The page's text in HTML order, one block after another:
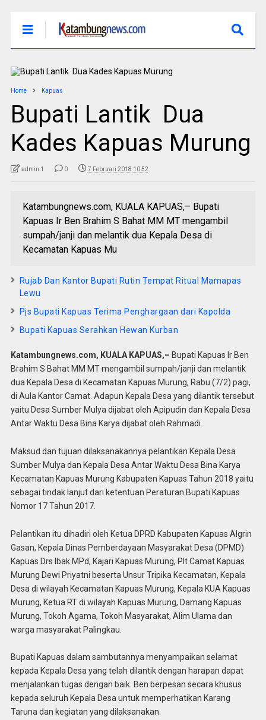
Home Kapuas
Bupati Lantik Dua
Kades Kapuas Murung
admin 1 0 7 Februari 2018 10:52
Katambungnews.com, KUALA KAPUAS,– Bupati
Kapuas Ir Ben Brahim S Bahat MM MT mengambil
sumpah/janji dan melantik dua Kepala Desa di
Kecamatan Kapuas Mu
Rujab Dan Kantor Bupati Rutin Tempat Ritual Mamapas
Lewu
Pjs Bupati Kapuas Terima Penghargaan dari Kapolda
Bupati Kapuas Serahkan Hewan Kurban
Katambungnews.com, KUALA KAPUAS,– Bupati Kapuas Ir Ben
Brahim S Bahat MM MT mengambil sumpah/janji dan melantik
dua Kepala Desa di Kecamatan Kapuas Murung, Rabu (7/2) pagi,
di Aula Kantor Camat. Adapun Kepala Desa yang dilantik tersebut
yaitu Desa Sumber Mulya dijabat oleh Apipudin dan Kepala Desa
Antar Waktu Desa Bina Karya dijabat oleh Rahmadi.
Maksud dan tujuan dilaksanakannya pelantikan Kepala Desa
Sumber Mulya dan Kepala Desa Antar Waktu Desa Bina Karya
Kecamatan Kapuas Murung Kabupaten Kapuas Tahun 2018 yaitu
sebagai tindak lanjut dari ketentuan Peraturan Bupati Kapuas
Nomor 17 Tahun 2017.
Pelantikan itu dihadiri oleh Ketua DPRD Kabupaten Kapuas Algrin
Gasan, Kepala Dinas Pemberdayaan Masyarakat Desa (DPMD)
Kapuas Drs Ibak MPd, Kajari Kapuas Murung, Plt Camat Kapuas
Murung Dewi Priyatni beserta Unsur Tripika Kecamatan, Kepala
Desa di wilayah Kecamatan Kapuas Murung, Kepala KUA Kapuas
Murung, Ketua RT di wilayah Kapuas Murung, Damang Kapuas
Murung, Tokoh Agama, Tokoh Masyarakat, Alim Ulama dan
warga masyarakat Palingkau.
Bupati Kapuas dalam sambutannya menyampaikan selamat
kepada Kepala Desa yang telah dilantik dengan harapan dapat
menjalankan tugas dengan baik. Ben berpesan secara khusus
kepada seluruh Kepala Desa untuk memperhatikan Karang
Taruna dan kegiatan yang dilaksanakan.